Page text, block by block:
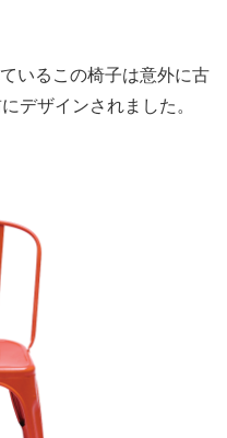
いるこの椅子は意外に古
デザインされました。